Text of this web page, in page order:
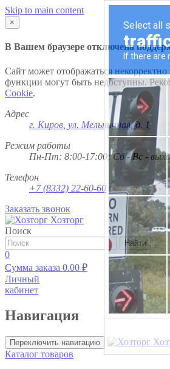
Skip to main content
×
В Вашем браузере отключена
Сайт может отображаться
функции могут быть недоступны.
Cookie.
Адрес
г. Киров ул. Мельничная, д. 1
Режим работы
Пн-Пт: 8:00-17:00; Сб - Вс -
Телефон
+7 (8332) 22-60-60
Заказать звонок
Хозторг
Поиск
Найти
0
Сумма заказа 0.00 ₽
Личный
кабинет
Навигация
Переключить навигацию
Каталог товаров